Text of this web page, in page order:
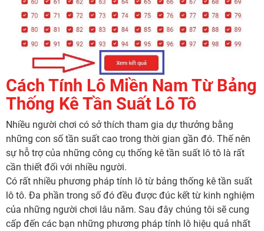
Cách Tính Lô Miền Nam Từ Bảng
Thống Kê Tần Suất Lô Tô
Nhiều người chơi có sở thích tham gia dự thưởng bằng
những con số tần suất cao trong thời gian gần đó. Thế nên
sự hỗ trợ của những công cụ thống kê tần suất lô tô là rất
cần thiết đối với nhiều người.
Có rất nhiều phương pháp tính lô từ bảng thống kê tần suất
lô tô. Đa phần trong số đó đều được đúc kết từ kinh nghiệm
của những người chơi lâu năm. Sau đây chúng tôi sẽ cung
cấp đến các bạn những phương pháp tính lô hiệu quả nhất